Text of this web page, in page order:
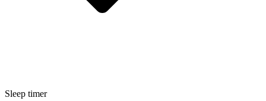
Sleep timer